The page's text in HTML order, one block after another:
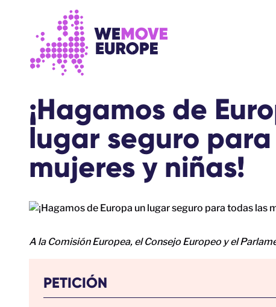
¡Hagamos de
lugar seguro
mujeres y niñas!
A la Comisión Europea, el Consejo Europeo y el
PETICIÓN